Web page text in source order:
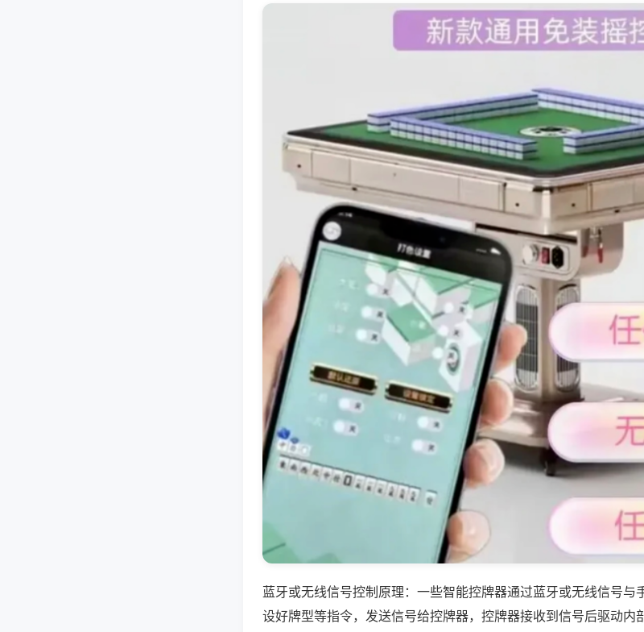
蓝牙或无线信号控制原理：一些智能控牌器通过蓝牙或无线信号与
设好牌型等指令，发送信号给控牌器，控牌器接收到信号后驱动内